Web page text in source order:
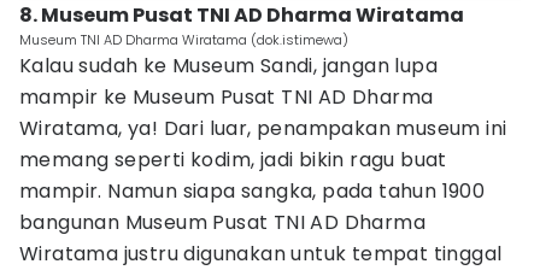
8. Museum Pusat TNI AD Dharma Wiratama
Museum TNI AD Dharma Wiratama (dok.istimewa)
Kalau sudah ke Museum Sandi, jangan lupa
mampir ke Museum Pusat TNI AD Dharma
Wiratama, ya! Dari luar, penampakan museum ini
memang seperti kodim, jadi bikin ragu buat
mampir. Namun siapa sangka, pada tahun 1900
bangunan Museum Pusat TNI AD Dharma
Wiratama justru digunakan untuk tempat tinggal